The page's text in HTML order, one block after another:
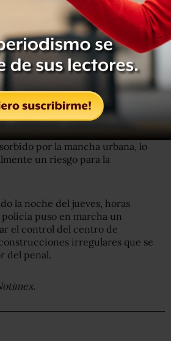
que este penal tiene más de 40
por lo que se trata de un edificio
por la mancha urbana, lo
un riesgo para la
la noche del jueves, horas
policía puso en marcha un
el control del centro de
irregulares que se
del penal.